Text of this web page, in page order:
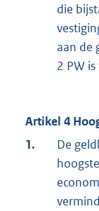
die
aan de
2 PW
Artikel 4
1.
De